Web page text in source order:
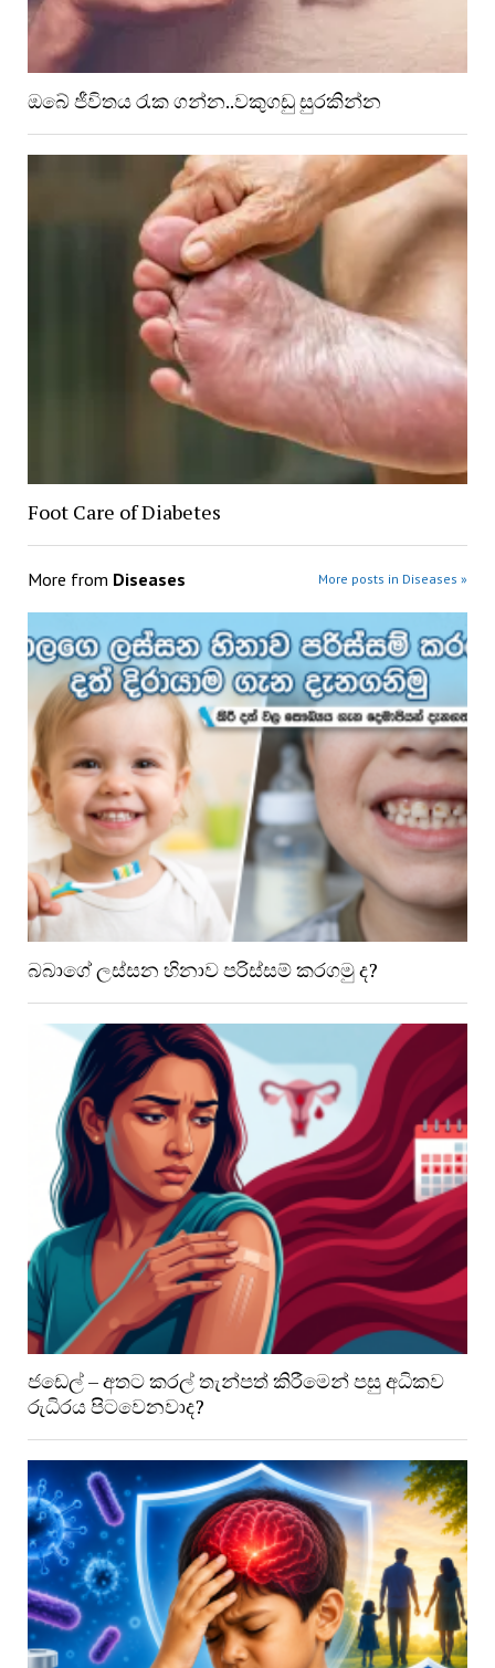
ඔබේ ජීවිතය රැක ගන්න..වකුගඩු සුරකින්න
Foot Care of Diabetes
More from Diseases More posts in Diseases »
බබාගේ ලස්සන හිනාව පරිස්සම් කරගමු ද?
ජඩෙල් – අතට කරල් තැන්පත් කිරීමෙන් පසු අධිකව
රුධිරය පිටවෙනවාද?